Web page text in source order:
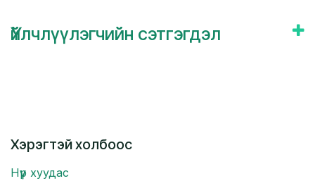
Үйлчлүүлэгчийн сэтгэгдэл
Хэрэгтэй холбоос
Нүүр хуудас